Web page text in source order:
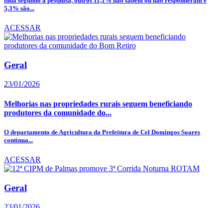
5,3% são...
ACESSAR
Geral
23/01/2026
Melhorias nas propriedades rurais seguem beneficiando
produtores da comunidade do...
O departamento de Agricultura da Prefeitura de Cel Domingos Soares
continua...
ACESSAR
Geral